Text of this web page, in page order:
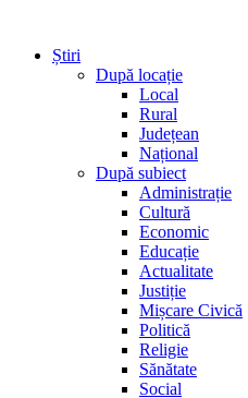
Știri
După locație
Local
Rural
Județean
Național
După subiect
Administrație
Cultură
Economic
Educație
Actualitate
Justiție
Mișcare Civică
Politică
Religie
Sănătate
Social